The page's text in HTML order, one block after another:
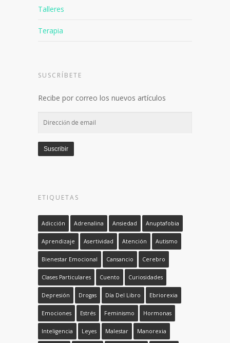
Talleres
Terapia
SUSCRÍBETE
Recibe por correo los nuevos artículos
email
Suscribir
ETIQUETAS
Adicción Adrenalina Ansiedad Anuptafobia
Aprendizaje Asertividad Atención Autismo
Bienestar Emocional Cansancio Cerebro
Clases Particulares Cuento Curiosidades
Depresión Drogas Día Del Libro Ebriorexia
Emociones Estrés Feminismo Hormonas
Inteligencia Leyes Malestar Manorexia